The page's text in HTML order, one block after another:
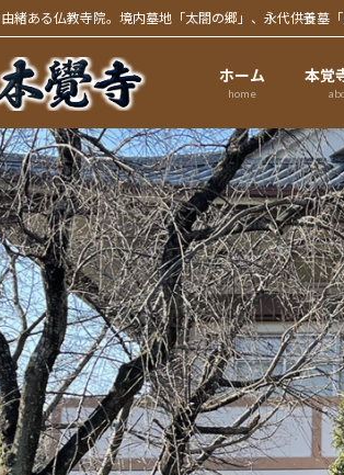
緒ある仏教寺院。境内墓地「太閤の郷」、永代供養墓
ホーム
home
本覚